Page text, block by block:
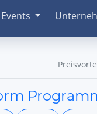
Events